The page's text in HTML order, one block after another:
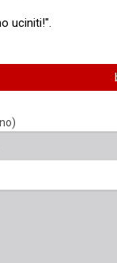
uciniti!".